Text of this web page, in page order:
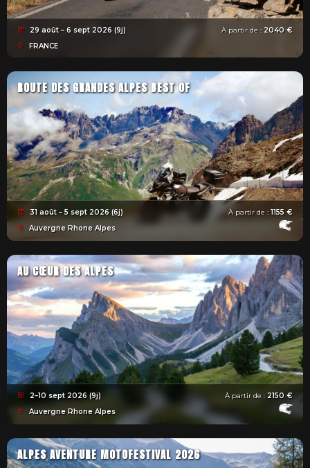
29 août – 6 sept 2026 (9j)
FRANCE
À partir de : 2040 €
ROUTE DES GRANDES ALPES BEST OF
31 août – 5 sept 2026 (6j)
Auvergne Rhone Alpes
À partir de : 1155 €
AU CŒUR DES ALPES
2–10 sept 2026 (9j)
Auvergne Rhone Alpes
À partir de : 2150 €
ALPES AVENTURE MOTOFESTIVAL 2026